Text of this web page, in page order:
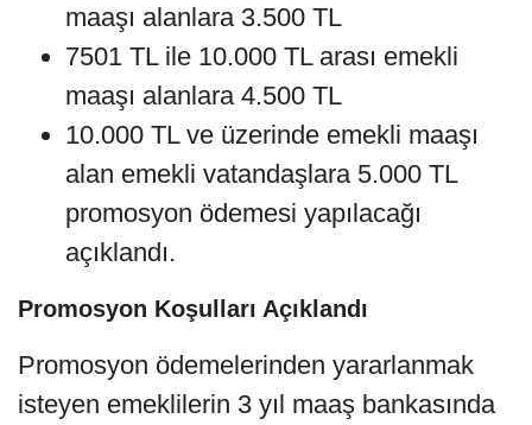
maaşı alanlara 3.500 TL
7501 TL ile 10.000 TL arası emekli
maaşı alanlara 4.500 TL
10.000 TL ve üzerinde emekli maaşı
alan emekli vatandaşlara 5.000 TL
promosyon ödemesi yapılacağı
açıklandı.
Promosyon Koşulları Açıklandı
Promosyon ödemelerinden yararlanmak
isteyen emeklilerin 3 yıl maaş bankasında